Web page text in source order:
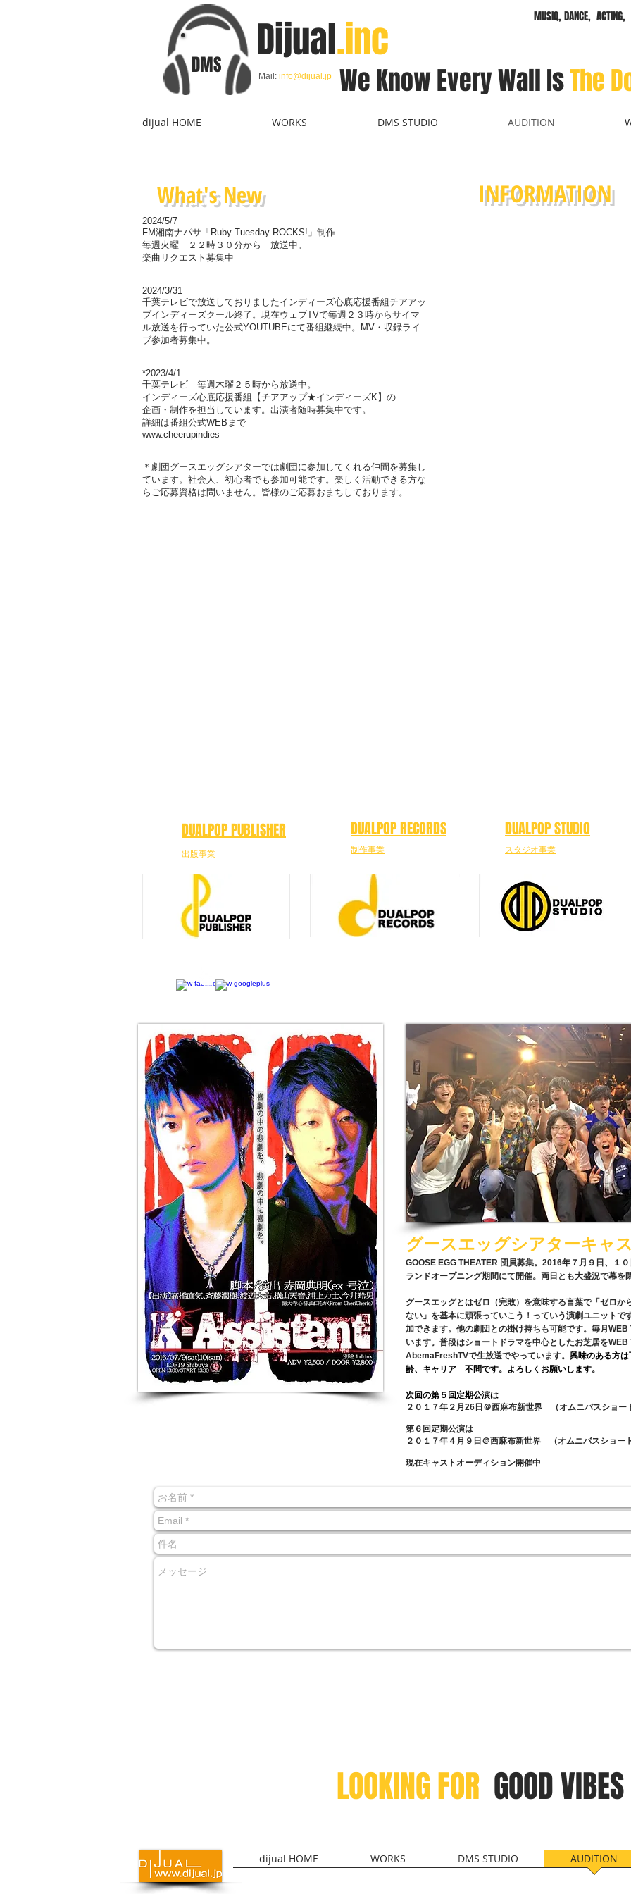
DMS Dijual.inc MUSIQ, DANCE, ACTING,
Mail: info@dijual.jp We Know EveryWallIsThe
dijual HOME WORKS DMS STUDIO AUDITION
What's New
2024/5/7
FM湘南ナパサ「Ruby Tuesday ROCKS!」制作
毎週火曜 ２２時３０分から 放送中。
楽曲リクエスト募集中
2024/3/31
千葉テレビで放送しておりましたインディーズ心底応援番組チアアッ
プインディーズクール終了。現在ウェブTVで毎週２３時からサイマ
ル放送を行っていた公式YOUTUBEにて番組継続中。MV・収録ライ
ブ参加者募集中。
*2023/4/1
千葉テレビ 毎週木曜２５時から放送中。
インディーズ心底応援番組【チアアップ★インディーズK】の
企画・制作を担当しています。出演者随時募集中です。
詳細は番組公式WEBまで
www.cheerupindies
＊劇団グースエッグシアターでは劇団に参加してくれる仲間を募集し
ています。社会人、初心者でも参加可能です。楽しく活動できる方な
らご応募資格は問いません。 ​皆様のご応募おまちしております。
INFORMATION
DUALPOP PUBLISHER
出版事業
DUALPOP RECORDS
制作事業
DUALPOP STUDIO
スタジオ事業
グースエッグシアターキャ
GOOSE EGG THEATER 団員募集。2016年７月９日、１
ランドオープニング期間にて開催。両日とも大盛況で幕を
グースエッグとはゼロ（完敗）を意味する言葉で「ゼロか
ない」を基本に頑張っていこう！っていう演劇ユニットで
加できます。他の劇団との掛け持ちも可能です。 毎月WEB
います。普段はショートドラマを中心としたお芝居をWEB
AbemaFreshTVで生放送でやっています。 興味のある方
齢、キャリア 不問です。よろしくお願いします。
次回の第５回定期公演は
２０１７年２月26日 ＠西麻布新世界 （オムニバスショー
第６回定期公演は
２０１７年４月９日 ＠西麻布新世界 （オムニバスショー
現在キャストオーディション開催中
LOOKINGFOR GOOD VIBES
dijual HOME WORKS DMS STUDIO AUDITION